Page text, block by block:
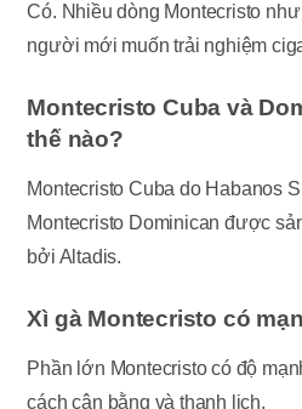
Có. Nhiều dòng Montecristo
người mới muốn trải nghiệm
Montecristo Cuba và
thế nào?
Montecristo Cuba do Habanos
Montecristo Dominican được
bởi Altadis.
Xì gà Montecristo có
Phần lớn Montecristo có độ
cách cân bằng và thanh lịch.